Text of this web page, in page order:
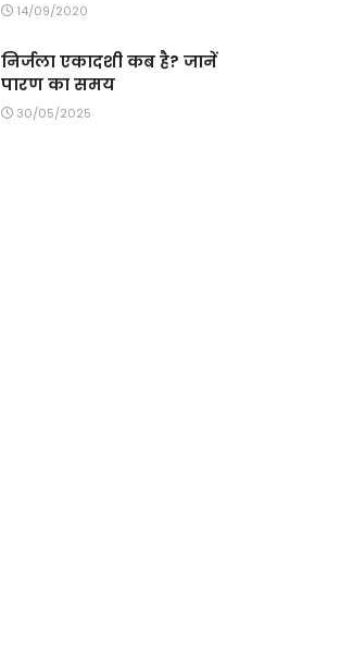
14/09/2020
निर्जला एकादशी कब है? जानें
पारण का समय
30/05/2025